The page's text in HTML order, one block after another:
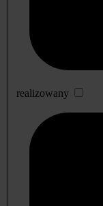
realizowany